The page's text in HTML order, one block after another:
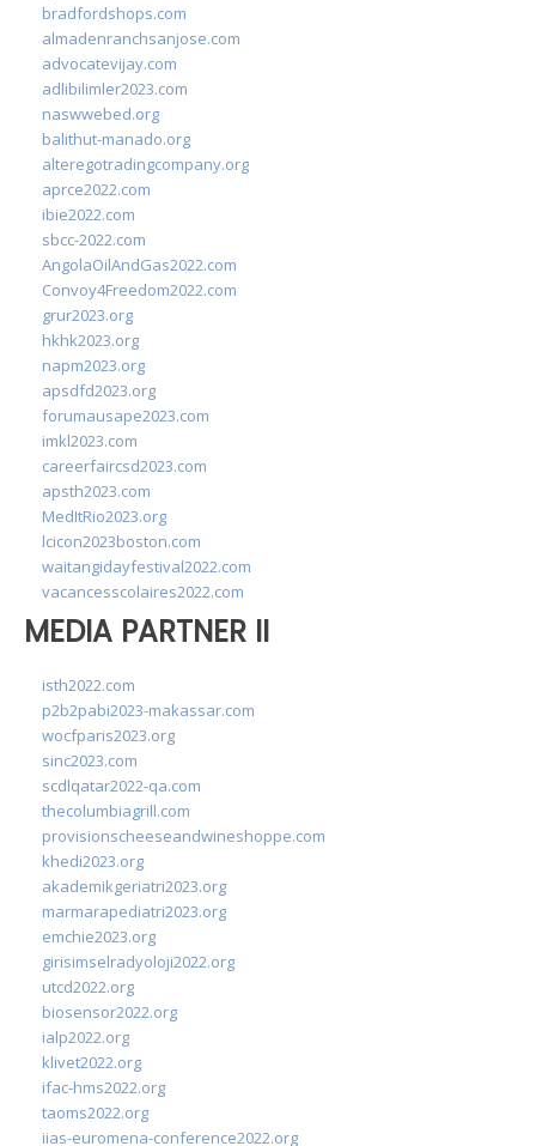
bradfordshops.com
almadenranchsanjose.com
advocatevijay.com
adlibilimler2023.com
naswwebed.org
balithut-manado.org
alteregotradingcompany.org
aprce2022.com
ibie2022.com
sbcc-2022.com
AngolaOilAndGas2022.com
Convoy4Freedom2022.com
grur2023.org
hkhk2023.org
napm2023.org
apsdfd2023.org
forumausape2023.com
imkl2023.com
careerfaircsd2023.com
apsth2023.com
MedItRio2023.org
lcicon2023boston.com
waitangidayfestival2022.com
vacancesscolaires2022.com
MEDIA PARTNER II
isth2022.com
p2b2pabi2023-makassar.com
wocfparis2023.org
sinc2023.com
scdlqatar2022-qa.com
thecolumbiagrill.com
provisionscheeseandwineshoppe.com
khedi2023.org
akademikgeriatri2023.org
marmarapediatri2023.org
emchie2023.org
girisimselradyoloji2022.org
utcd2022.org
biosensor2022.org
ialp2022.org
klivet2022.org
ifac-hms2022.org
taoms2022.org
iias-euromena-conference2022.org